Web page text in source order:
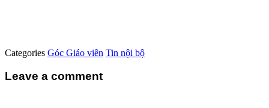
Categories Góc Giáo viên Tin nội bộ
Leave a comment